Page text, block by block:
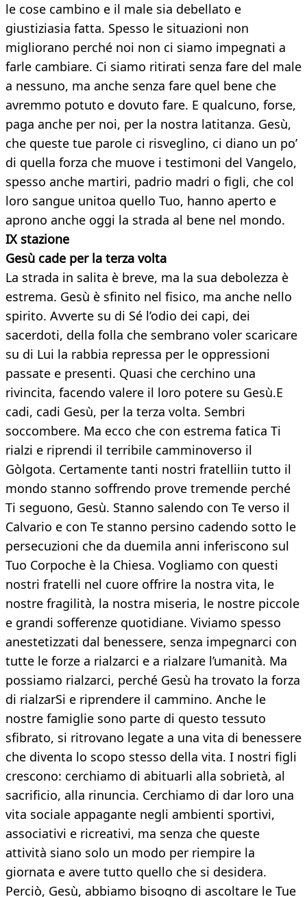
le cose cambino e il male sia debellato e
giustiziasia fatta. Spesso le situazioni non
migliorano perché noi non ci siamo impegnati a
farle cambiare. Ci siamo ritirati senza fare del male
a nessuno, ma anche senza fare quel bene che
avremmo potuto e dovuto fare. E qualcuno, forse,
paga anche per noi, per la nostra latitanza. Gesù,
che queste tue parole ci risveglino, ci diano un po’
di quella forza che muove i testimoni del Vangelo,
spesso anche martiri, padrio madri o figli, che col
loro sangue unitoa quello Tuo, hanno aperto e
aprono anche oggi la strada al bene nel mondo.
IX stazione
Gesù cade per la terza volta
La strada in salita è breve, ma la sua debolezza è
estrema. Gesù è sfinito nel fisico, ma anche nello
spirito. Avverte su di Sé l’odio dei capi, dei
sacerdoti, della folla che sembrano voler scaricare
su di Lui la rabbia repressa per le oppressioni
passate e presenti. Quasi che cerchino una
rivincita, facendo valere il loro potere su Gesù.E
cadi, cadi Gesù, per la terza volta. Sembri
soccombere. Ma ecco che con estrema fatica Ti
rialzi e riprendi il terribile camminoverso il
Gòlgota. Certamente tanti nostri fratelliin tutto il
mondo stanno soffrendo prove tremende perché
Ti seguono, Gesù. Stanno salendo con Te verso il
Calvario e con Te stanno persino cadendo sotto le
persecuzioni che da duemila anni inferiscono sul
Tuo Corpoche è la Chiesa. Vogliamo con questi
nostri fratelli nel cuore offrire la nostra vita, le
nostre fragilità, la nostra miseria, le nostre piccole
e grandi sofferenze quotidiane. Viviamo spesso
anestetizzati dal benessere, senza impegnarci con
tutte le forze a rialzarci e a rialzare l’umanità. Ma
possiamo rialzarci, perché Gesù ha trovato la forza
di rialzarSi e riprendere il cammino. Anche le
nostre famiglie sono parte di questo tessuto
sfibrato, si ritrovano legate a una vita di benessere
che diventa lo scopo stesso della vita. I nostri figli
crescono: cerchiamo di abituarli alla sobrietà, al
sacrificio, alla rinuncia. Cerchiamo di dar loro una
vita sociale appagante negli ambienti sportivi,
associativi e ricreativi, ma senza che queste
attività siano solo un modo per riempire la
giornata e avere tutto quello che si desidera.
Perciò, Gesù, abbiamo bisogno di ascoltare le Tue